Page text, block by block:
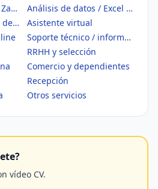
Automatización (n8n, Zapier, Make)
Análisis de datos / Excel / BI
Scraping y extracción de datos
Asistente virtual
Soporte técnico / informático
RRHH y selección
Comercio y dependientes
Recepción
Otros servicios
vídeo CV.